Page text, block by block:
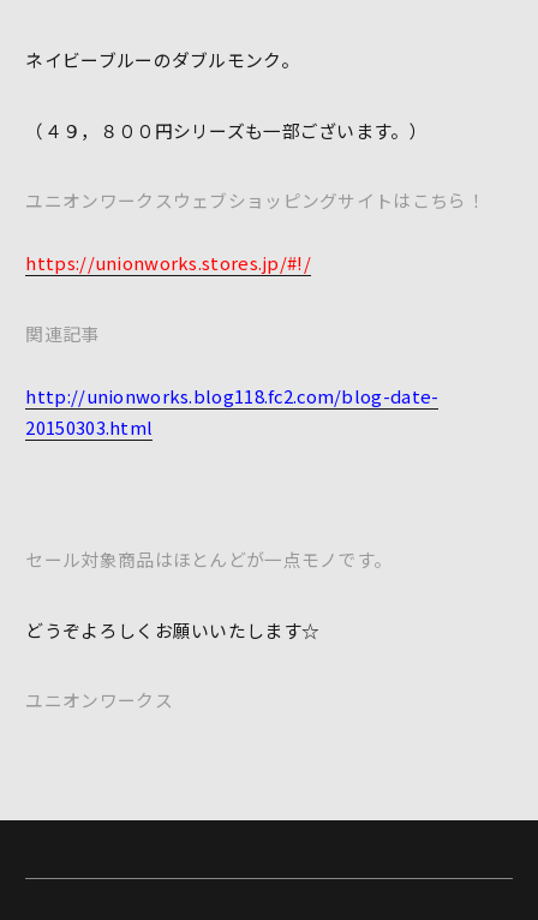
ネイビーブルーのダブルモンク。
（４９，８００円シリーズも一部ございます。）
ユニオンワークスウェブショッピングサイトはこちら！
https://unionworks.stores.jp/#!/
関連記事
http://unionworks.blog118.fc2.com/blog-date-
20150303.html
セール対象商品はほとんどが一点モノです。
どうぞよろしくお願いいたします☆
ユニオンワークス